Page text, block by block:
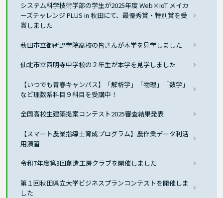
システム科学技術学部の学生が2025年度 Web×IoT メイカ
ーズチャレンジ PLUS in 秋田にて、最優秀賞・特別賞を受
賞しました
秋田市立御所野学院高校の皆さんが本学を見学しました
仙北市立西明寺中学校の２年生が本学を見学しました
【いつでも青春キャンパス】「解析学」「物理」「数学」
など理数系科目９科目を受講中！
全国高校生建築提案コンテスト2025審査結果発表
【スマート農業指導士育成プログラム】農作業データ利活
用演習
令和7年度第3回創造工房クラブを開催しました
第１回秋田県立大学ビジネスプランコンテストを開催しま
した